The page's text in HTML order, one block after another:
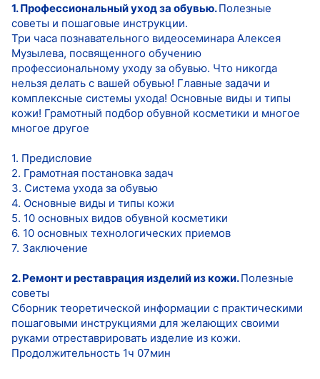
1. Профессиональный уход за обувью.Полезные
советы и пошаговые инструкции.
Три часа познавательного видеосеминара Алексея
Музылева, посвященного обучению
профессиональному уходу за обувью. Что никогда
нельзя делать с вашей обувью! Главные задачи и
комплексные системы ухода! Основные виды и типы
кожи! Грамотный подбор обувной косметики и многое
многое другое
1. Предисловие
2. Грамотная постановка задач
3. Система ухода за обувью
4. Основные виды и типы кожи
5. 10 основных видов обувной косметики
6. 10 основных технологических приемов
7. Заключение
2. Ремонт и реставрация изделий из кожи.Полезные
советы
Сборник теоретической информации с практическими
пошаговыми инструкциями для желающих своими
руками отреставрировать изделие из кожи.
Продолжительность 1ч 07мин